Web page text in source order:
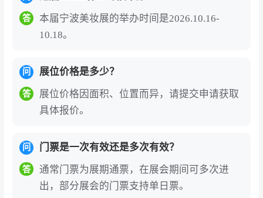
答
本届宁波美妆展的举办时间是2026.10.16-
10.18。
问 展位价格是多少？
答
展位价格因面积、位置而异，请提交申请获取
具体报价。
问 门票是一次有效还是多次有效？
答
通常门票为展期通票，在展会期间可多次进
出，部分展会的门票支持单日票。